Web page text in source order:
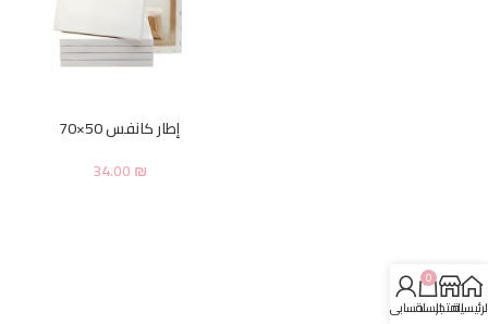
إطار كانفس 50×70
34.00₪
المتجر
0
السلةحسابي